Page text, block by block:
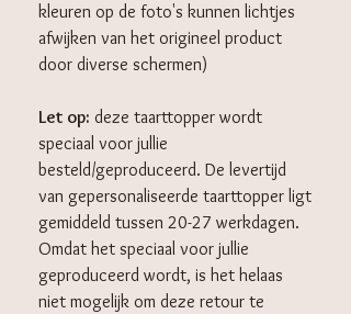
kleuren op de foto's kunnen lichtjes
afwijken van het origineel product
door diverse schermen)
Let op: deze taarttopper wordt
speciaal voor jullie
besteld/geproduceerd. De levertijd
van gepersonaliseerde taarttopper ligt
gemiddeld tussen 20-27 werkdagen.
Omdat het speciaal voor jullie
geproduceerd wordt, is het helaas
niet mogelijk om deze retour te